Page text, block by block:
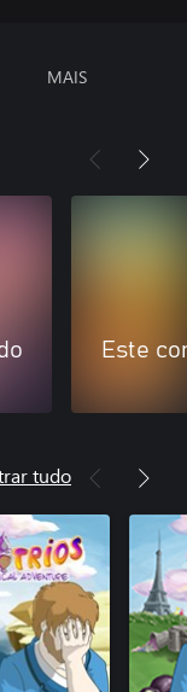
MAIS
Este
tudo